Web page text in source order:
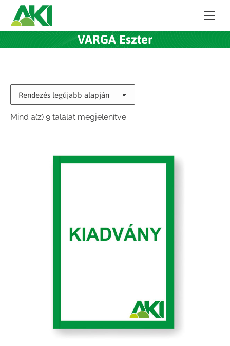
VARGA Eszter
Mind a(z) 9 találat megjelenítveSorted